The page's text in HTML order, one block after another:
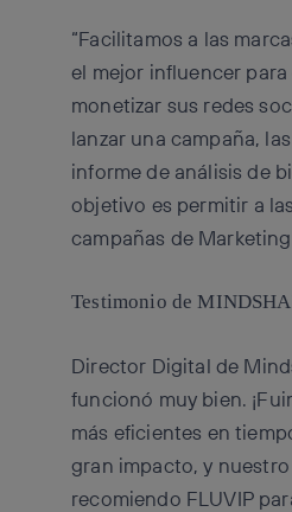
“Facilitamos a las
el mejor influencer
monetizar sus redes
lanzar una campaña,
informe de análisis de
objetivo es permitir a
campañas de
Testimonio de
Director Digital de
funcionó muy bien.
más eficientes en
gran impacto, y
recomiendo FLUVIP